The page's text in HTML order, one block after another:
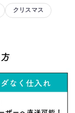
クリスマス